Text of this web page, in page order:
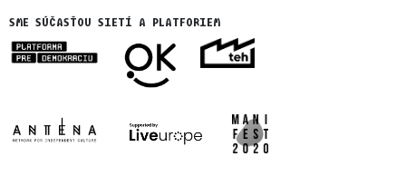
SME SÚČASŤOU SIETÍ A PLATFORIEM